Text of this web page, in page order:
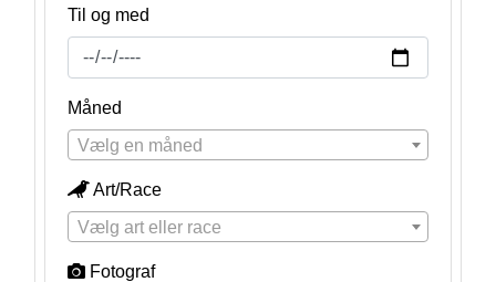
Til og med
Måned
Vælg en måned
Art/Race
Vælg art eller race
Fotograf